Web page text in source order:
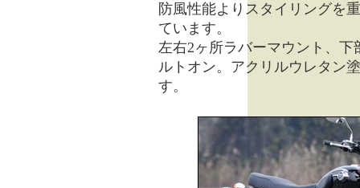
防風性能よりスタイリングを
ています。
左右2ヶ所ラバーマウント、
ルトオン。アクリルウレタン
す。